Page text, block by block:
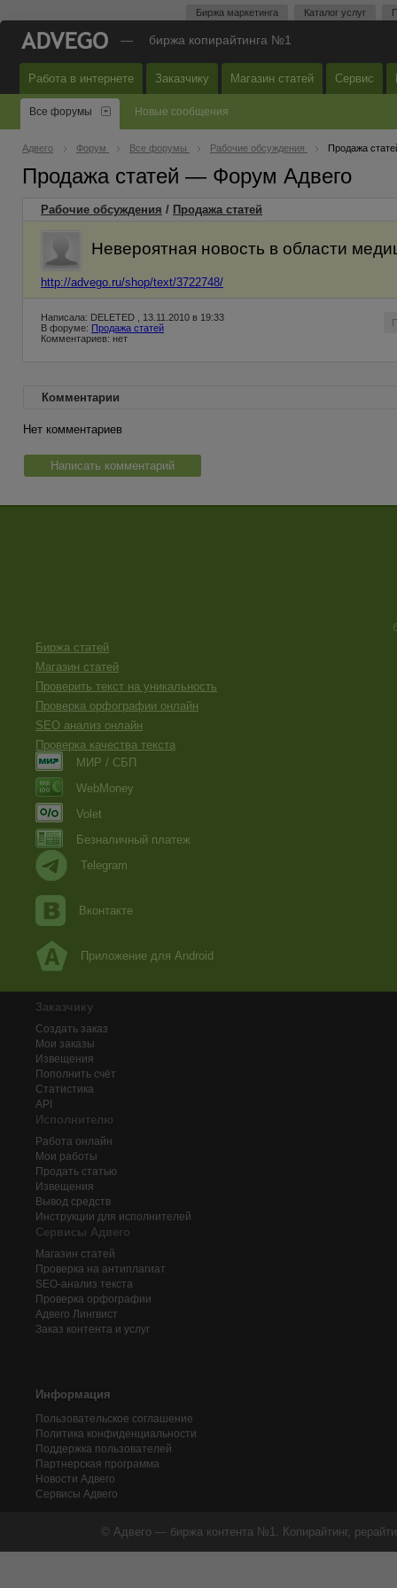
Биржа маркетинга Каталог услуг
— биржа копирайтинга №1
Работа в интернете Заказчику Магазин статей Сервис
Все форумы Новые сообщения
Адвего Форум Все форумы Рабочие обсуждения Продажа
Продажа статей — Форум Адвего
Рабочие обсуждения / Продажа статей
Невероятная новость в области
http://advego.ru/shop/text/3722748/
Написала: DELETED , 13.11.2010 в 19:33
В форуме: Продажа статей
Комментариев: нет
Комментарии
Нет комментариев
Написать комментарий
Биржа статей
Магазин статей
Проверить текст на уникальность
Проверка орфографии онлайн
SEO анализ онлайн
Проверка качества текста
МИР / СБП
WebMoney
Volet
Безналичный платеж
Telegram
Вконтакте
Приложение для Android
Заказчику
Создать заказ
Мои заказы
Извещения
Пополнить счёт
Статистика
API
Исполнителю
Работа онлайн
Мои работы
Продать статью
Извещения
Вывод средств
Инструкции для исполнителей
Сервисы Адвего
Магазин статей
Проверка на антиплагиат
SEO-анализ текста
Проверка орфографии
Адвего Лингвист
Заказ контента и услуг
Информация
Пользовательское соглашение
Политика конфиденциальности
Поддержка пользователей
Партнерская программа
Новости Адвего
Сервисы Адвего
© Адвего — биржа контента №1. Копирайтинг,